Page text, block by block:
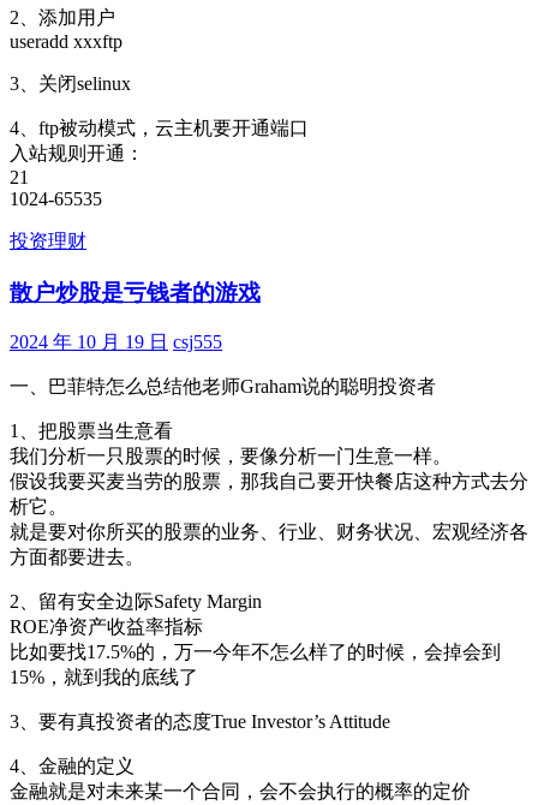
2、添加用户
useradd xxxftp
3、关闭selinux
4、ftp被动模式，云主机要开通端口
入站规则开通：
21
1024-65535
投资理财
散户炒股是亏钱者的游戏
2024 年 10 月 19 日 csj555
一、巴菲特怎么总结他老师Graham说的聪明投资者
1、把股票当生意看
我们分析一只股票的时候，要像分析一门生意一样。
假设我要买麦当劳的股票，那我自己要开快餐店这种方式去分
析它。
就是要对你所买的股票的业务、行业、财务状况、宏观经济各
方面都要进去。
2、留有安全边际Safety Margin
ROE净资产收益率指标
比如要找17.5%的，万一今年不怎么样了的时候，会掉会到
15%，就到我的底线了
3、要有真投资者的态度True Investor’s Attitude
4、金融的定义
金融就是对未来某一个合同，会不会执行的概率的定价